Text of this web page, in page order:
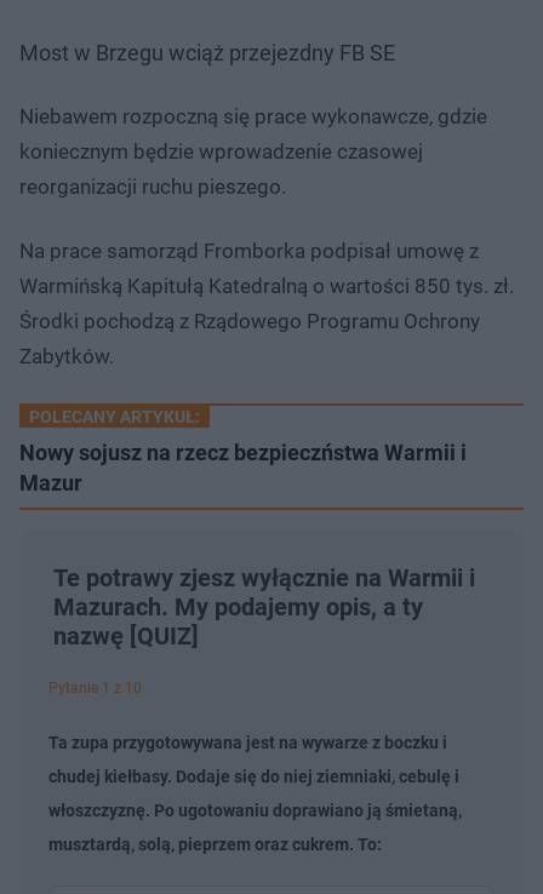
Most w Brzegu wciąż przejezdny FB SE
Niebawem rozpoczną się prace wykonawcze, gdzie
koniecznym będzie wprowadzenie czasowej
reorganizacji ruchu pieszego.
Na prace samorząd Fromborka podpisał umowę z
Warmińską Kapitułą Katedralną o wartości 850 tys. zł.
Środki pochodzą z Rządowego Programu Ochrony
Zabytków.​
POLECANY ARTYKUŁ:
Nowy sojusz na rzecz bezpieczństwa Warmii i
Mazur
Te potrawy zjesz wyłącznie na Warmii i
Mazurach. My podajemy opis, a ty
nazwę [QUIZ]
Pytanie 1 z 10
Ta zupa przygotowywana jest na wywarze z boczku i
chudej kiełbasy. Dodaje się do niej ziemniaki, cebulę i
włoszczyznę. Po ugotowaniu doprawiano ją śmietaną,
musztardą, solą, pieprzem oraz cukrem. To: